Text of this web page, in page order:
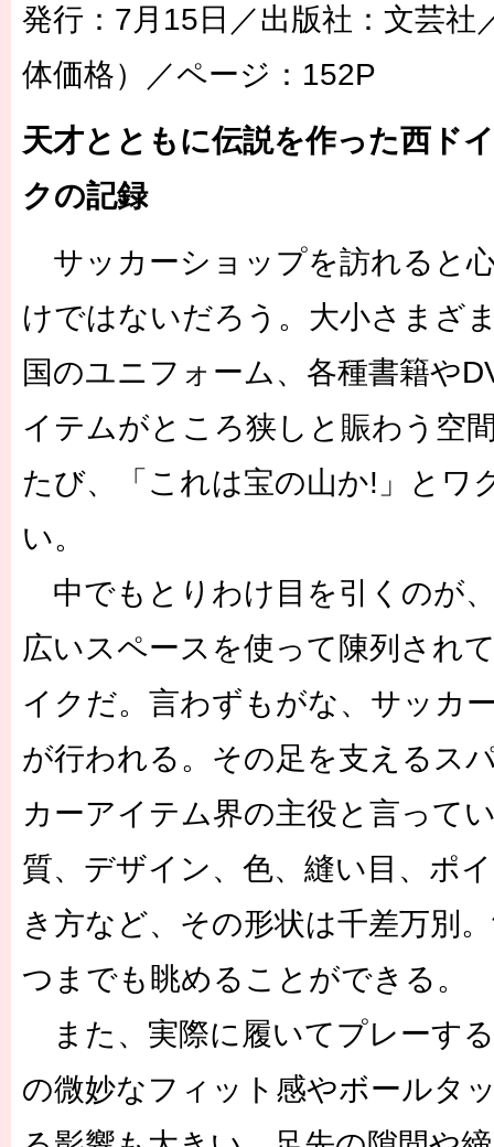
発行：7月15日／出版社：文芸社
体価格）／ページ：152P
天才とともに伝説を作った西ド
クの記録
サッカーショップを訪れると
けではないだろう。大小さまざ
国のユニフォーム、各種書籍や
イテムがところ狭しと賑わう空
たび、「これは宝の山か!」とワ
い。
中でもとりわけ目を引くのが
広いスペースを使って陳列され
イクだ。言わずもがな、サッカ
が行われる。その足を支えるス
カーアイテム界の主役と言って
質、デザイン、色、縫い目、ポ
き方など、その形状は千差万別
つまでも眺めることができる。
また、実際に履いてプレーす
の微妙なフィット感やボールタ